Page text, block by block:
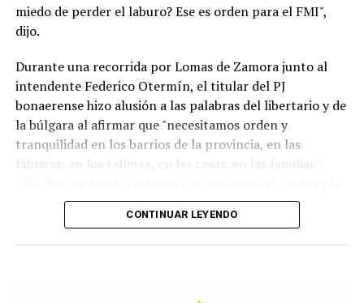
miedo de perder el laburo? Ese es orden para el FMI",
dijo.
Durante una recorrida por Lomas de Zamora junto al
intendente Federico Otermín, el titular del PJ
bonaerense hizo alusión a las palabras del libertario y de
la búlgara al afirmar que "necesitamos orden y
tranquilidad en los barrios de la provincia, en las
fábricas, en los talleres, en las casas, en las familias".
tranquilidad". "El resto es timba y no es lo que
necesitamos", aclaró.Noticias Relacionadas
CONTINUAR LEYENDO